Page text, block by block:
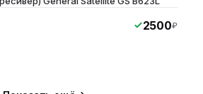
2500₽